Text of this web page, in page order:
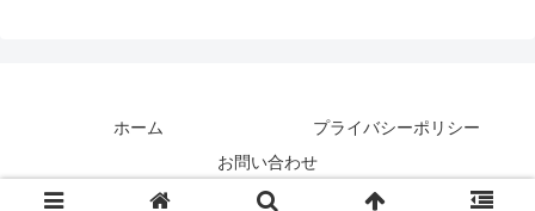
ホーム
プライバシーポリシー
お問い合わせ
© 2018 コハクの休日.